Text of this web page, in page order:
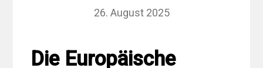
26. August 2025
Die Europäische